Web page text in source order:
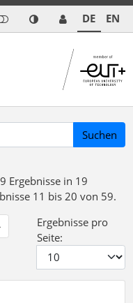
DE EN
Suchen
Ergebnisse in 19
11 bis 20 von 59.
Ergebnisse pro
Seite: